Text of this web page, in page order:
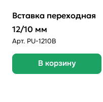
Вставка переходная
12/10 мм
Арт. PU-1210B
В корзину